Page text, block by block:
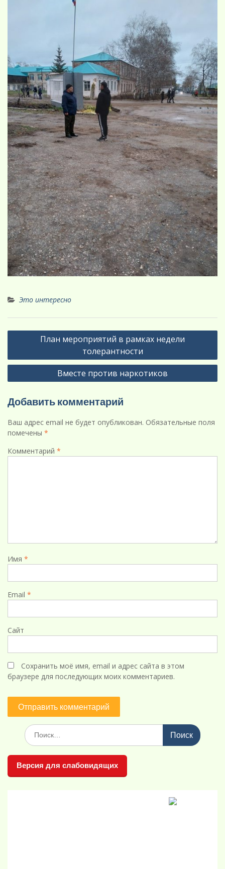
Это интересно
Навигация
записям
План мероприятий в рамках недели
толерантности
Вместе против наркотиков
Добавить комментарий
Ваш адрес email не будет опубликован. Обязательные поля
помечены *
Комментарий *
Имя *
Email *
Сайт
Сохранить моё имя, email и адрес сайта в этом
браузере для последующих моих комментариев.
Поиск
по:
Версия для слабовидящих